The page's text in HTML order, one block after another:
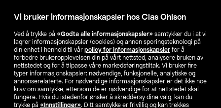
Vi bruker informasjonskapsler hos Clas Ohlson
Ved å trykke på «Godta alle informasjonskapsler» samtykker du i at vi
lagrer informasjonskapsler (cookies) og annen sporingsteknologi på
din enhet i henhold til vår policy for informasjonskapsler for å
forbedre brukeropplevelsen din på vårt nettsted, analysere bruken av
nettstedet og for å tilpasse våre markedsføringstiltak. Vi bruker fire
typer informasjonskapsler: nødvendige, funksjonelle, analytiske og
annonserelaterte. For nødvendige informasjonskapsler er det ikke noe
krav om samtykke, ettersom de er nødvendige for at nettstedet skal
fungere. Hvis du istedenfor ønsker å skreddersy dine valg, kan du
trykke på «Innstillinger». Ditt samtykke er frivillig og kan trekkes
Våre selskaper
Finn din butikk
SE NO FI